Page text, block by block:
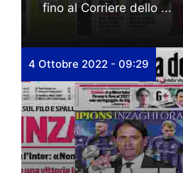
fino al Corriere dello ...
4 Ottobre 2022 - 09:29